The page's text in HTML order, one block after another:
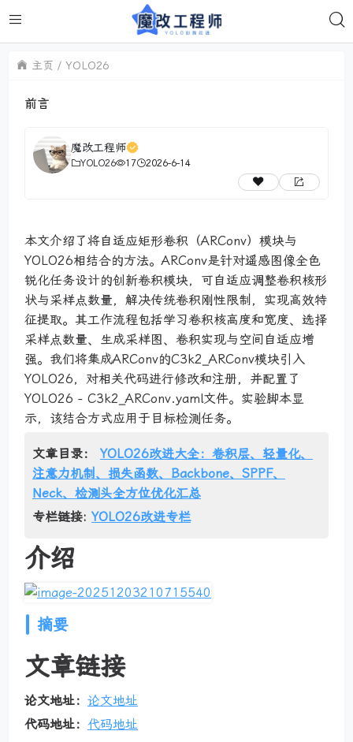
主页 YOLO26
前言
魔改工程师
YOLO26 17 2026-6-14
本文介绍了将自适应矩形卷积（ARConv）模块与
YOLO26相结合的方法。ARConv是针对遥感图像全色
锐化任务设计的创新卷积模块，可自适应调整卷积核形
状与采样点数量，解决传统卷积刚性限制，实现高效特
征提取。其工作流程包括学习卷积核高度和宽度、选择
采样点数量、生成采样图、卷积实现与空间自适应增
强。我们将集成ARConv的C3k2_ARConv模块引入
YOLO26，对相关代码进行修改和注册，并配置了
YOLO26 - C3k2_ARConv.yaml文件。实验脚本显
示，该结合方式应用于目标检测任务。
文章目录： YOLO26改进大全：卷积层、轻量化、
注意力机制、损失函数、Backbone、SPPF、
Neck、检测头全方位优化汇总
专栏链接: YOLO26改进专栏
介绍
摘要
文章链接
论文地址： 论文地址
代码地址： 代码地址